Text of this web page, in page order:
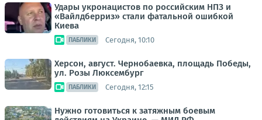
Удары укронацистов по российским НПЗ и
«Вайлдберриз» стали фатальной ошибкой
Киева
ПАБЛИКИ Сегодня, 10:10
Херсон, август. Чернобаевка, площадь Победы,
ул. Розы Люксембург
ПАБЛИКИ Сегодня, 12:15
Нужно готовиться к затяжным боевым